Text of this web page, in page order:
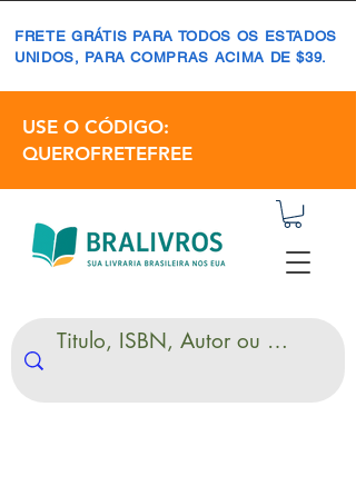
FRETE GRÁTIS PARA TODOS OS ESTADOS
UNIDOS, PARA COMPRAS ACIMA DE $39.
USE O CÓDIGO:
QUEROFRETEFREE